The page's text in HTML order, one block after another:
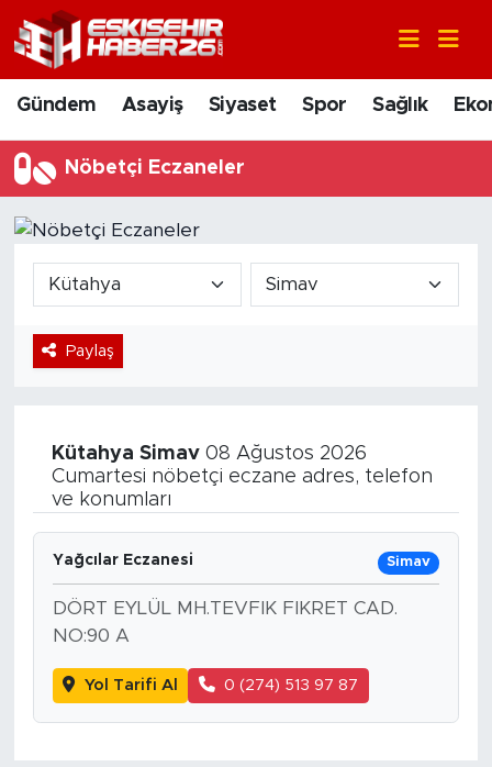
Gündem Asayiş Siyaset Spor Sağlık
Nöbetçi Eczaneler
Paylaş
Kütahya Simav08 Ağustos 2026
Cumartesi nöbetçi eczane adres, telefon
ve konumları
Yağcılar Eczanesi Simav
DÖRT EYLÜL MH.TEVFIK FIKRET CAD.
NO:90 A
Yol Tarifi Al 0 (274) 513 97 87
Gündem
Asayiş
Siyaset
Sağlık
Ekonomi
Sanat
Bölge
Teknoloji
Magazin
Dünya
Nöbetçi Eczaneler
Hava Durumu
Trafik Durumu
Tüm Manşetler
Son Dakika Haberleri